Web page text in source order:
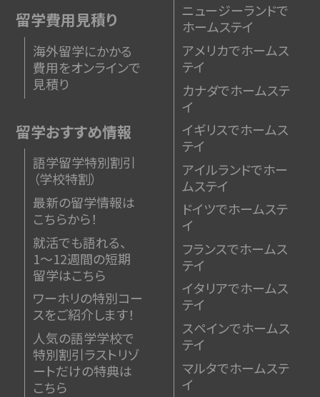
留学費用見積り
海外留学にかかる
費用をオンラインで
見積り
留学おすすめ情報
語学留学特別割引
（学校特割）
最新の留学情報は
こちらから！
就活でも語れる、
1〜12週間の短期
留学はこちら
ワーホリの特別コー
スをご紹介します！
人気の語学学校で
特別割引ラストリゾ
ートだけの特典は
こちら
ニュージーランドで
ホームステイ
アメリカでホームス
テイ
カナダでホームステ
イ
イギリスでホームス
テイ
アイルランドでホー
ムステイ
ドイツでホームステ
イ
フランスでホームス
テイ
イタリアでホームス
テイ
スペインでホームス
テイ
マルタでホームステ
イ